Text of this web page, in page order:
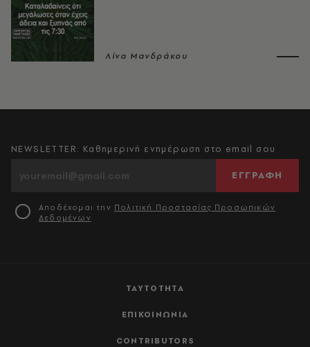
Λίνα Μανδράκου
ΤΑΥΤΟΤΗΤΑ
ΕΠΙΚΟΙΝΩΝΙΑ
CONTRIBUTORS
NEWSLETTER: Καθημερινή ενημέρωση στο email σου
ΕΓΓΡΑΦΗ
Αποδέχομαι την Πολιτική Προστασίας Προσωπικών
Δεδομένων